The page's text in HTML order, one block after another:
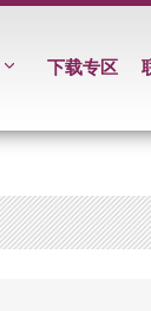
下载专区